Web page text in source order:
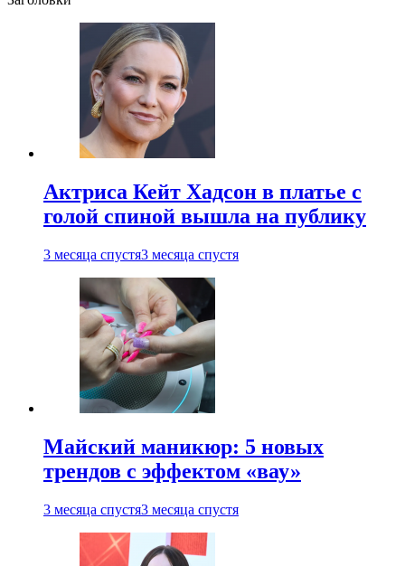
Актриса Кейт Хадсон в платье с
голой спиной вышла на публику
3 месяца спустя3 месяца спустя
Майский маникюр: 5 новых
трендов с эффектом «вау»
3 месяца спустя3 месяца спустя